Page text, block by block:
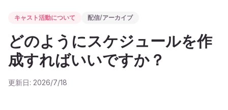
キャスト活動について 配信/アーカイブ
どのようにスケジュールを作
成すればいいですか？
更新日: 2026/7/18